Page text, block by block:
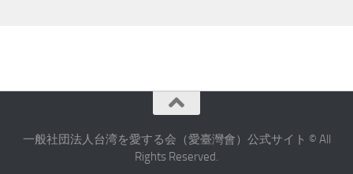
一般社団法人台湾を愛する会（愛臺灣會）公式サイト © All
Rights Reserved.